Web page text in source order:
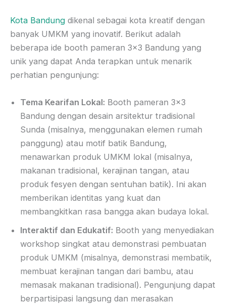
Kota Bandung dikenal sebagai kota kreatif dengan
banyak UMKM yang inovatif. Berikut adalah
beberapa ide booth pameran 3×3 Bandung yang
unik yang dapat Anda terapkan untuk menarik
perhatian pengunjung:
Tema Kearifan Lokal: Booth pameran 3×3
Bandung dengan desain arsitektur tradisional
Sunda (misalnya, menggunakan elemen rumah
panggung) atau motif batik Bandung,
menawarkan produk UMKM lokal (misalnya,
makanan tradisional, kerajinan tangan, atau
produk fesyen dengan sentuhan batik). Ini akan
memberikan identitas yang kuat dan
membangkitkan rasa bangga akan budaya lokal.
Interaktif dan Edukatif: Booth yang menyediakan
workshop singkat atau demonstrasi pembuatan
produk UMKM (misalnya, demonstrasi membatik,
membuat kerajinan tangan dari bambu, atau
memasak makanan tradisional). Pengunjung dapat
berpartisipasi langsung dan merasakan